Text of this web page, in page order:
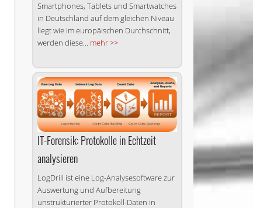
Smartphones, Tablets und Smartwatches
in Deutschland auf dem gleichen Niveau
liegt wie im europäischen Durchschnitt,
werden diese... mehr >>
IT-Forensik: Protokolle in Echtzeit
analysieren
LogDrill ist eine Log-Analysesoftware zur
Auswertung und Aufbereitung
unstrukturierter Protokoll-Daten in